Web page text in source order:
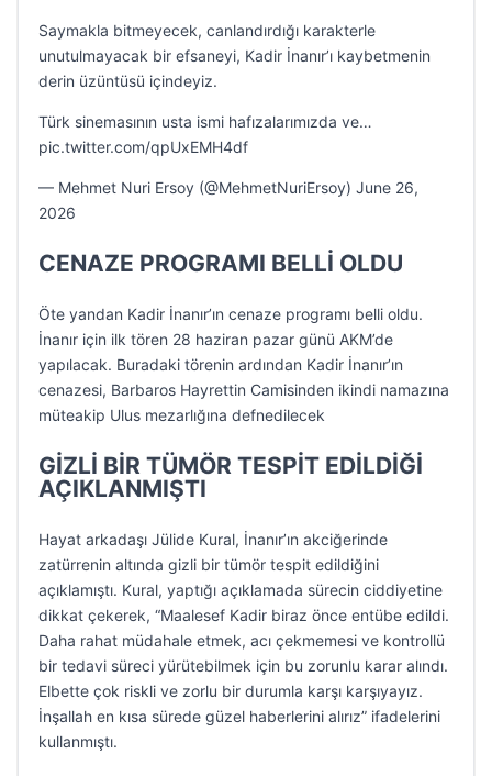
Saymakla bitmeyecek, canlandırdığı karakterle
unutulmayacak bir efsaneyi, Kadir İnanır’ı kaybetmenin
derin üzüntüsü içindeyiz.
Türk sinemasının usta ismi hafızalarımızda ve…
pic.twitter.com/qpUxEMH4df
— Mehmet Nuri Ersoy (@MehmetNuriErsoy) June 26,
2026
CENAZE PROGRAMI BELLİ OLDU
Öte yandan Kadir İnanır’ın cenaze programı belli oldu.
İnanır için ilk tören 28 haziran pazar günü AKM’de
yapılacak. Buradaki törenin ardından Kadir İnanır’ın
cenazesi, Barbaros Hayrettin Camisinden ikindi namazına
müteakip Ulus mezarlığına defnedilecek
GİZLİ BİR TÜMÖR TESPİT EDİLDİĞİ
AÇIKLANMIŞTI
Hayat arkadaşı Jülide Kural, İnanır’ın akciğerinde
zatürrenin altında gizli bir tümör tespit edildiğini
açıklamıştı. Kural, yaptığı açıklamada sürecin ciddiyetine
dikkat çekerek, “Maalesef Kadir biraz önce entübe edildi.
Daha rahat müdahale etmek, acı çekmemesi ve kontrollü
bir tedavi süreci yürütebilmek için bu zorunlu karar alındı.
Elbette çok riskli ve zorlu bir durumla karşı karşıyayız.
İnşallah en kısa sürede güzel haberlerini alırız” ifadelerini
kullanmıştı.